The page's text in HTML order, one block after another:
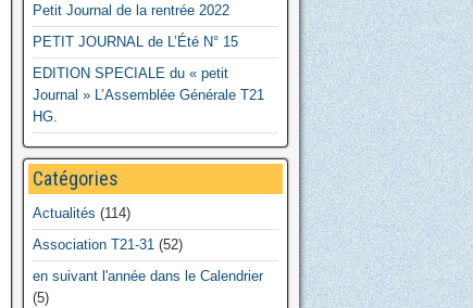
Petit Journal de la rentrée 2022
PETIT JOURNAL de L’Été N° 15
EDITION SPECIALE du « petit
Journal » L’Assemblée Générale T21
HG.
Catégories
Actualités (114)
Association T21-31 (52)
en suivant l'année dans le Calendrier
(5)